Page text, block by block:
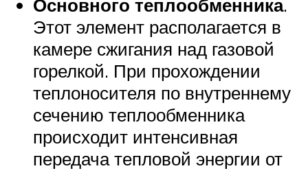
Основного теплообменника.
Этот элемент располагается в
камере сжигания над газовой
горелкой. При прохождении
теплоносителя по внутреннему
сечению теплообменника
происходит интенсивная
передача тепловой энергии от